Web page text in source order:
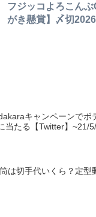
フジッコよろこん
がき懸賞】〆切
キャンペーンでボ
当たる【Twitter】~21/
は切手代いくら？定型